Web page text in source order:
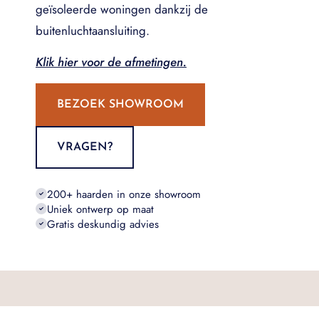
geïsoleerde woningen dankzij de
buitenluchtaansluiting.
Klik hier voor de afmetingen.
BEZOEK SHOWROOM
VRAGEN?
200+ haarden in onze showroom
Uniek ontwerp op maat
Gratis deskundig advies